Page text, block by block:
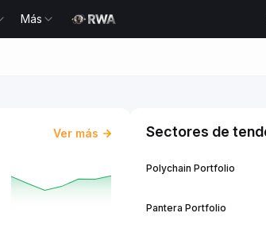
Más
Ver más Sectores de
Polychain Portfolio
Pantera Portfolio